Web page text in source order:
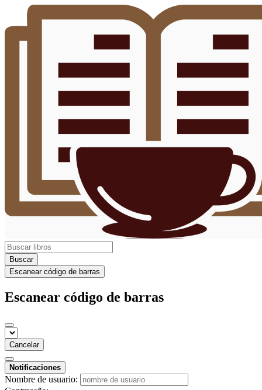
Buscar
Escanear código de barras
Escanear código de barras
Cancelar
Notificaciones
Nombre de usuario: